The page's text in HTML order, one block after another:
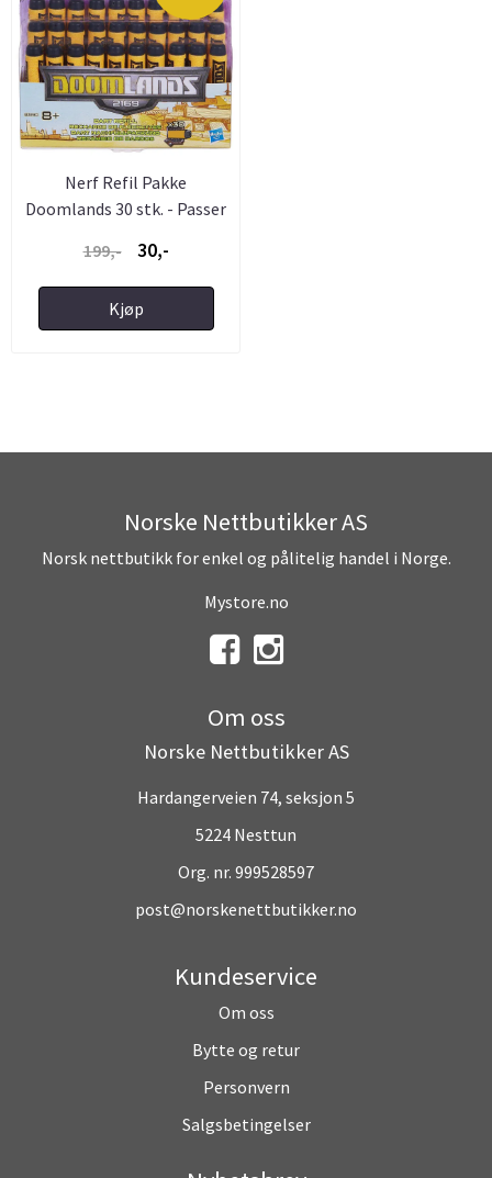
Nerf Refil Pakke
Doomlands 30 stk. - Passer
199,- 30,-
Kjøp
Norske Nettbutikker AS
Norsk nettbutikk for enkel og pålitelig handel i Norge.
Mystore.no
Om oss
Norske Nettbutikker AS
Hardangerveien 74, seksjon 5
5224 Nesttun
Org. nr. 999528597
post@norskenettbutikker.no
Kundeservice
Om oss
Bytte og retur
Personvern
Salgsbetingelser